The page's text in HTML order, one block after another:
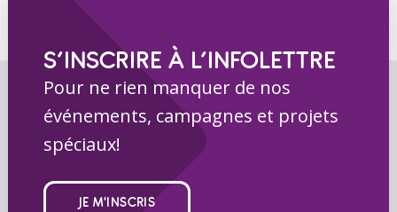
S’INSCRIRE À L’INFOLETTRE
Pour ne rien manquer de nos
événements, campagnes et projets
spéciaux!
JE M'INSCRIS